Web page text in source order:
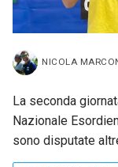
NICOLA
La seconda
Nazionale
sono disputate